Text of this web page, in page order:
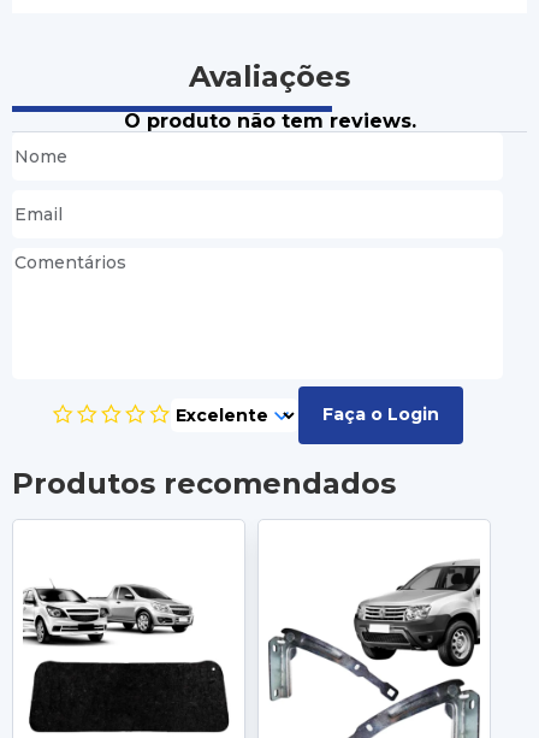
Avaliações
O produto não tem reviews.
Faça o Login
Produtos recomendados